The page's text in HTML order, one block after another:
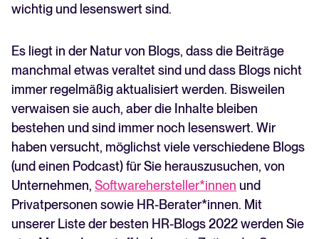
27. Stefan Döring-Blog
wichtig und lesenswert sind.
Es liegt in der Natur von Blogs, dass die Beiträge
manchmal etwas veraltet sind und dass Blogs nicht
immer regelmäßig aktualisiert werden. Bisweilen
verwaisen sie auch, aber die Inhalte bleiben
bestehen und sind immer noch lesenswert. Wir
haben versucht, möglichst viele verschiedene Blogs
(und einen Podcast) für Sie herauszusuchen, von
Unternehmen, Softwarehersteller*innen und
Privatpersonen sowie HR-Berater*innen. Mit
unserer Liste der besten HR-Blogs 2022 werden Sie